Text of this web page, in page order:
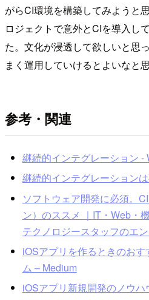
がらCI環境を構築してみようと
ロジェクトで意外とCIを導入し
た。文化が浸透して欲しいと思
まく運用していけるとよいなと
参考・関連
継続的インテグレーション -
継続的インテグレーション
ソフトウェア開発に必須。
ン）のススメ ｜IT・Web・
テクノロジースタッフのエ
iOSアプリを作るときのお
ム – Medium
iOSアプリ新規開発のノウ